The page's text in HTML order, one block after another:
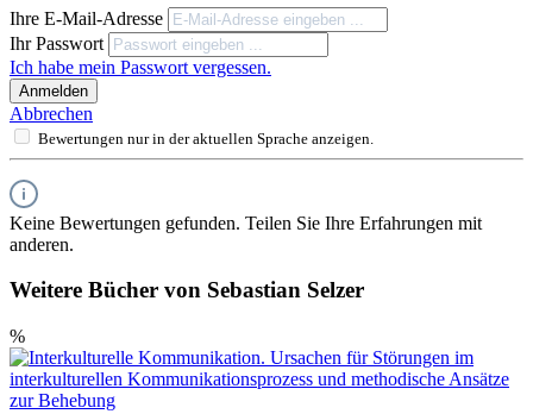
Ihre E-Mail-Adresse
Ihr Passwort
Ich habe mein Passwort vergessen.
Anmelden
Abbrechen
Bewertungen nur in der aktuellen Sprache anzeigen.
Keine Bewertungen gefunden. Teilen Sie Ihre Erfahrungen mit
anderen.
Weitere Bücher von Sebastian Selzer
%